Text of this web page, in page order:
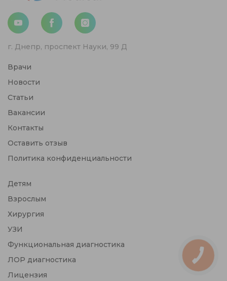
г. Днепр, проспект Науки, 99 Д
Врачи
Новости
Статьи
Вакансии
Контакты
Оставить отзыв
Политика конфиденциальности
Детям
Взрослым
Хирургия
УЗИ
Функциональная диагностика
ЛОР диагностика
Лицензия